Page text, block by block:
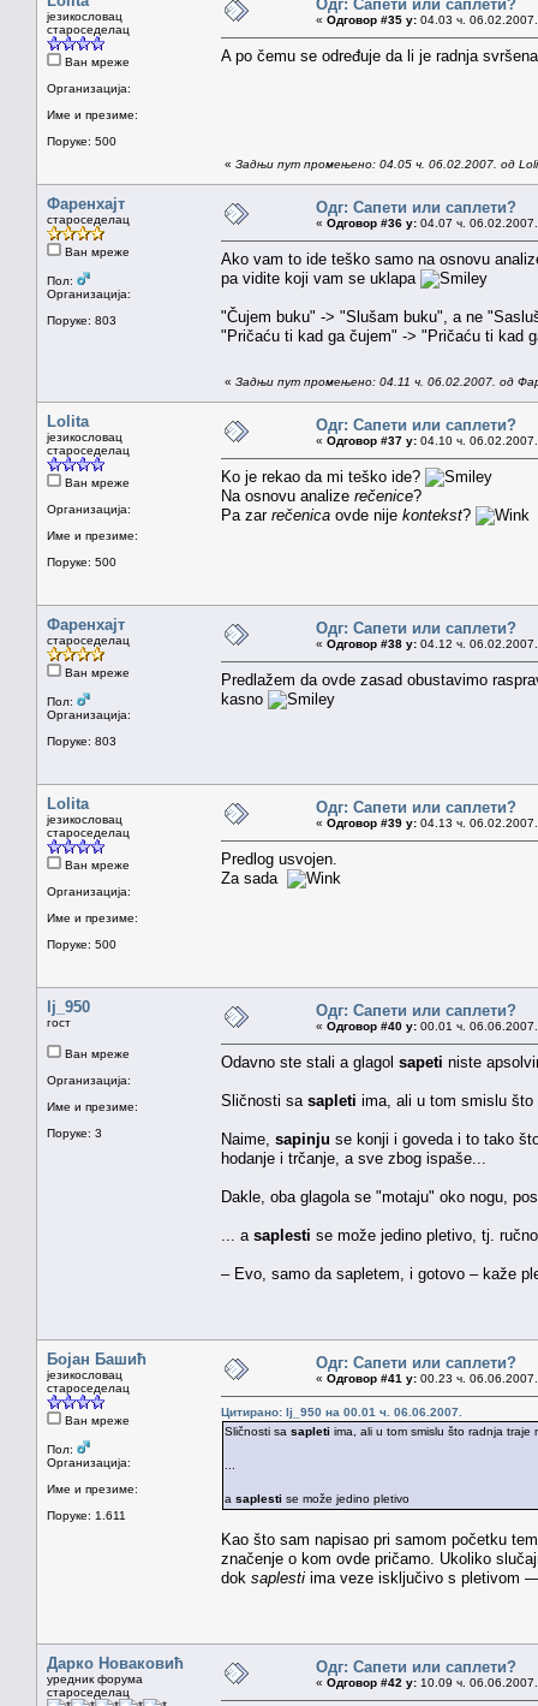
језикословац
староседелац
Ван мреже
Организација:
Име и презиме:
Поруке: 500
Одг: Сапети или саплети?
« Одговор #35 у: 04.03 ч.
A po čemu se određuje da li je radnja
« Задњи пут промењено: 04.05 ч. 06.02.2007. од
Фаренхајт
староседелац
Ван мреже
Пол:
Организација:
Поруке: 803
Одг: Сапети или саплети?
« Одговор #36 у: 04.07 ч.
Ako vam to ide teško samo na osnovu
pa vidite koji vam se uklapa
"Čujem buku" -> "Slušam buku", a ne
"Pričaću ti kad ga čujem" -> "Pričaću ti kad
« Задњи пут промењено: 04.11 ч. 06.02.2007. од
Lolita
језикословац
староседелац
Ван мреже
Организација:
Име и презиме:
Поруке: 500
Одг: Сапети или саплети?
« Одговор #37 у: 04.10 ч.
Ko je rekao da mi teško ide?
Na osnovu analize rečenice?
Pa zar rečenica ovde nije kontekst?
Фаренхајт
староседелац
Ван мреже
Пол:
Организација:
Поруке: 803
Одг: Сапети или саплети?
« Одговор #38 у: 04.12 ч.
Predlažem da ovde zasad obustavimo
kasno
Lolita
језикословац
староседелац
Ван мреже
Организација:
Име и презиме:
Поруке: 500
Одг: Сапети или саплети?
« Одговор #39 у: 04.13 ч.
Predlog usvojen.
Za sada
lj_950
гост
Ван мреже
Организација:
Име и презиме:
Поруке: 3
Одг: Сапети или саплети?
« Одговор #40 у: 00.01 ч.
Odavno ste stali a glagol sapeti niste
Sličnosti sa sapleti ima, ali u tom smislu što
Naime, sapinju se konji i goveda i to tako
hodanje i trčanje, a sve zbog ispaše...
Dakle, oba glagola se "motaju" oko nogu,
... a saplesti se može jedino pletivo, tj.
– Evo, samo da sapletem, i gotovo – kaže
Бојан Башић
језикословац
староседелац
Ван мреже
Пол:
Организација:
Име и презиме:
Поруке: 1.611
Одг: Сапети или саплети?
« Одговор #41 у: 00.23 ч.
Цитирано: lj_950 на 00.01 ч. 06.06.2007.
Sličnosti sa sapleti ima, ali u tom smislu što radnja traje
a saplesti se može jedino pletivo
Kao što sam napisao pri samom početku
značenje o kom ovde pričamo. Ukoliko
dok saplesti ima veze isključivo s pletivom
Дарко Новаковић
уредник форума
староседелац
Одг: Сапети или саплети?
« Одговор #42 у: 10.09 ч.